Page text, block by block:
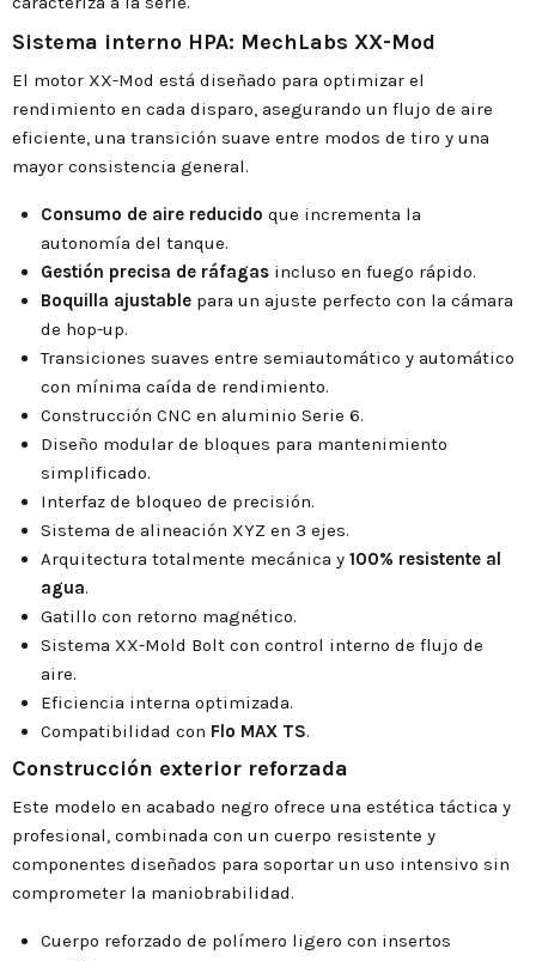
Sistema interno HPA: MechLabs XX-Mod
El motor XX-Mod está diseñado para optimizar el
rendimiento en cada disparo, asegurando un flujo de aire
eficiente, una transición suave entre modos de tiro y una
mayor consistencia general.
Consumo de aire reducido que incrementa la
autonomía del tanque.
Gestión precisa de ráfagas incluso en fuego rápido.
Boquilla ajustable para un ajuste perfecto con la cámara
de hop-up.
Transiciones suaves entre semiautomático y automático
con mínima caída de rendimiento.
Construcción CNC en aluminio Serie 6.
Diseño modular de bloques para mantenimiento
simplificado.
Interfaz de bloqueo de precisión.
Sistema de alineación XYZ en 3 ejes.
Arquitectura totalmente mecánica y 100% resistente al
agua.
Gatillo con retorno magnético.
Sistema XX-Mold Bolt con control interno de flujo de
aire.
Eficiencia interna optimizada.
Compatibilidad con Flo MAX TS.
Construcción exterior reforzada
Este modelo en acabado negro ofrece una estética táctica y
profesional, combinada con un cuerpo resistente y
componentes diseñados para soportar un uso intensivo sin
comprometer la maniobrabilidad.
Cuerpo reforzado de polímero ligero con insertos